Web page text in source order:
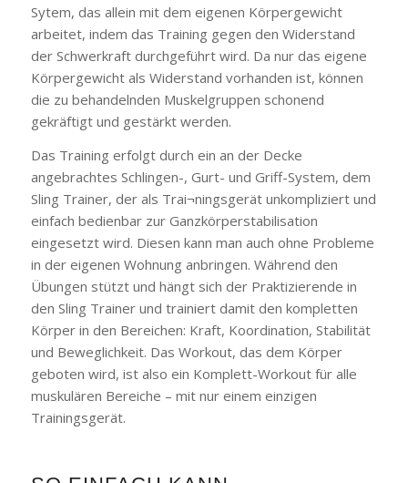
Sytem, das allein mit dem eigenen Körpergewicht
arbeitet, indem das Training gegen den Widerstand
der Schwerkraft durchgeführt wird. Da nur das eigene
Körpergewicht als Widerstand vorhanden ist, können
die zu behandelnden Muskelgruppen schonend
gekräftigt und gestärkt werden.
Das Training erfolgt durch ein an der Decke
angebrachtes Schlingen-, Gurt- und Griff-System, dem
Sling Trainer, der als Trai¬ningsgerät unkompliziert und
einfach bedienbar zur Ganzkörperstabilisation
eingesetzt wird. Diesen kann man auch ohne Probleme
in der eigenen Wohnung anbringen. Während den
Übungen stützt und hängt sich der Praktizierende in
den Sling Trainer und trainiert damit den kompletten
Körper in den Bereichen: Kraft, Koordination, Stabilität
und Beweglichkeit. Das Workout, das dem Körper
geboten wird, ist also ein Komplett-Workout für alle
muskulären Bereiche – mit nur einem einzigen
Trainingsgerät.